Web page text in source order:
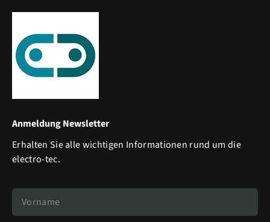
Anmeldung Newsletter
Erhalten Sie alle wichtigen Informationen rund um die
electro-tec.